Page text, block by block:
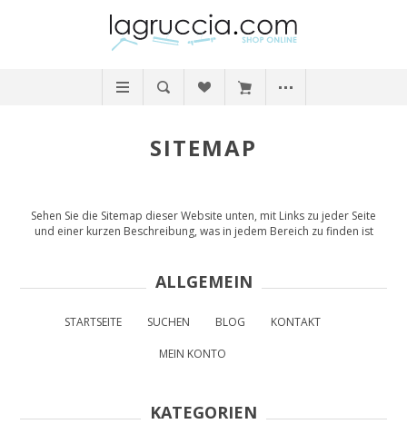
SITEMAP
Sehen Sie die Sitemap dieser Website unten, mit Links zu jeder Seite
und einer kurzen Beschreibung, was in jedem Bereich zu finden ist
ALLGEMEIN
STARTSEITE SUCHEN BLOG KONTAKT
MEIN KONTO
KATEGORIEN